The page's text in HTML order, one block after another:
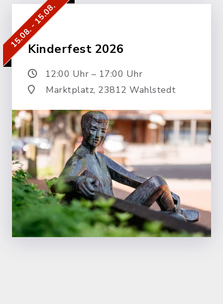
15.08. - 15.08.
Kinderfest 2026
12:00 Uhr – 17:00 Uhr
Marktplatz, 23812 Wahlstedt